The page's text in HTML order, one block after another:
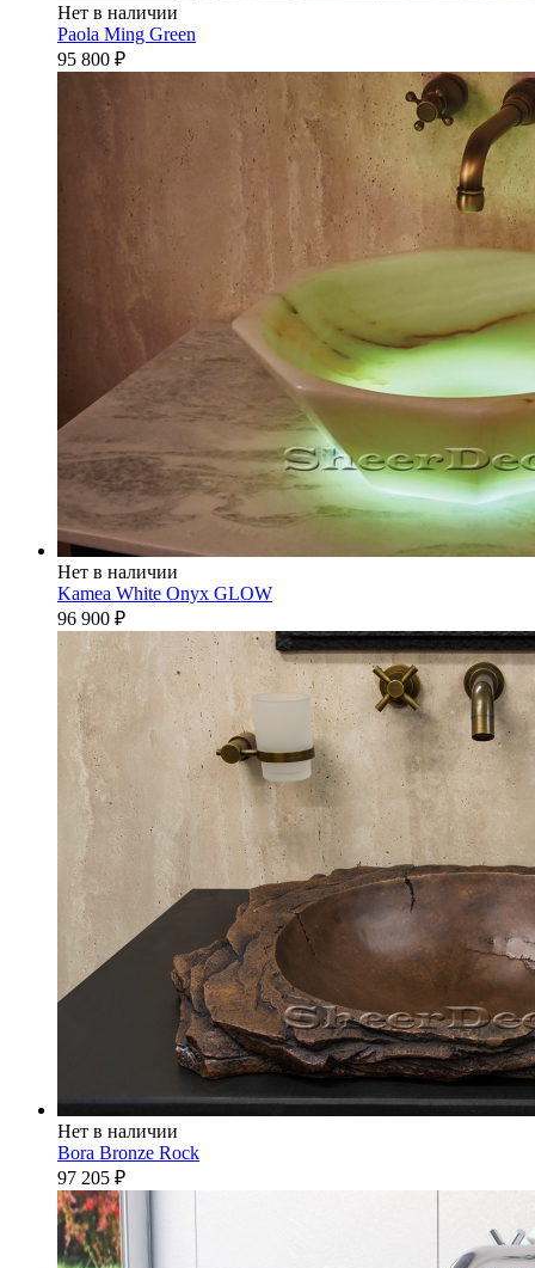
Нет в наличии
Paola Ming Green
95 800 ₽
Нет в наличии
Kamea White Onyx GLOW
96 900 ₽
Нет в наличии
Bora Bronze Rock
97 205 ₽